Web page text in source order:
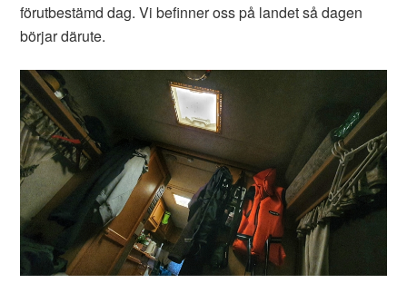
förutbestämd dag. Vi befinner oss på landet så dagen
börjar därute.